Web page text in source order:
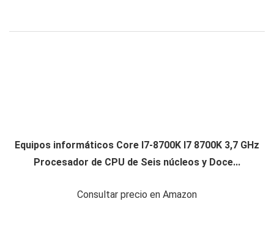
Equipos informáticos Core I7-8700K I7 8700K 3,7 GHz
Procesador de CPU de Seis núcleos y Doce...
Consultar precio en Amazon